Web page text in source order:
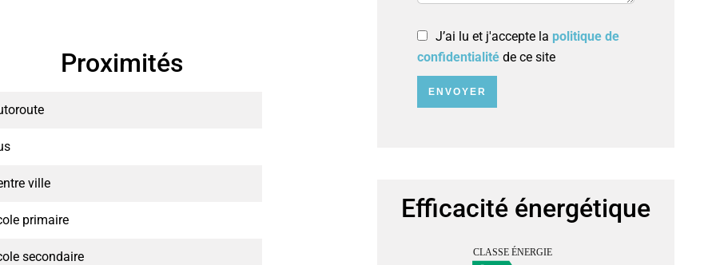
Proximités
ville
primaire
secondaire
J’ai lu et j'accepte la politique de
confidentialité de ce site
ENVOYER
Efficacité énergétique